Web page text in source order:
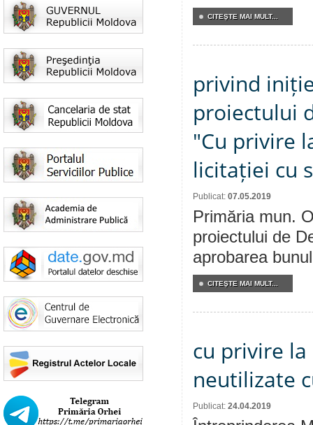
CITEŞTE MAI MULT...
privind
proiectului
"Cu privire
licitației cu
Publicat: 07.05.2019
Primăria mun.
proiectului de
aprobarea
CITEŞTE MAI MULT...
cu privire
neutilizate
Publicat: 24.04.2019